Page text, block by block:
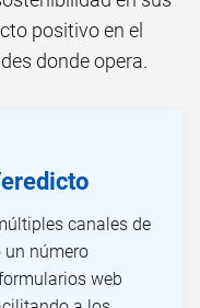
positivo en el
donde opera.
canales de
un número
web